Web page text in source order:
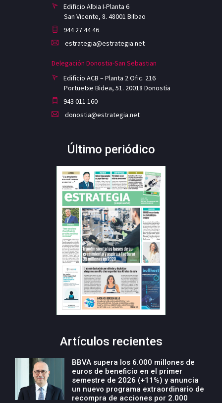
Edificio Albia I-Planta 6
San Vicente, 8. 48001 Bilbao
944 27 44 46
estrategia@estrategia.net
Delegación Donostia-San Sebastian
Edificio ACB – Planta 2 Ofic. 216
Portuetxe Bidea, 51. 20018 Donostia
943 011 160
donostia@estrategia.net
Último periódico
Artículos recientes
BBVA supera los 6.000 millones de
euros de beneficio en el primer
semestre de 2026 (+11%) y anuncia
un nuevo programa extraordinario de
recompra de acciones por 2.000